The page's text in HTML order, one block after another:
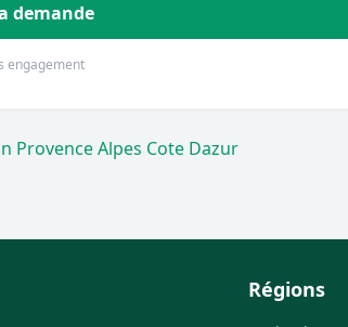
demande
engagement
Provence Alpes Cote Dazur
Régions